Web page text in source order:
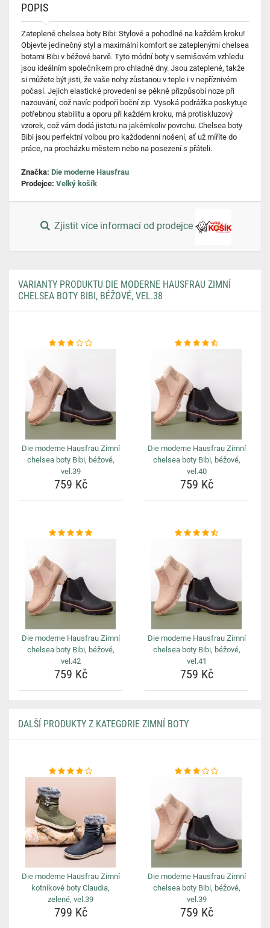
POPIS
Zateplené chelsea boty Bibi: Stylové a pohodlné na každém kroku!
Objevte jedinečný styl a maximální komfort se zateplenými chelsea
botami Bibi v béžové barvě. Tyto módní boty v semišovém vzhledu
jsou ideálním společníkem pro chladné dny. Jsou zateplené, takže
si můžete být jisti, že vaše nohy zůstanou v teple i v nepříznivém
počasí. Jejich elastické provedení se pěkně přizpůsobí noze při
nazouvání, což navíc podpoří boční zip. Vysoká podrážka poskytuje
potřebnou stabilitu a oporu při každém kroku, má protiskluzový
vzorek, což vám dodá jistotu na jakémkoliv povrchu. Chelsea boty
Bibi jsou perfektní volbou pro každodenní nošení, ať už míříte do
práce, na procházku městem nebo na posezení s přáteli.
Značka: Die moderne Hausfrau
Prodejce: Velký košík
Zjistit více informací od prodejce
VARIANTY PRODUKTU DIE MODERNE HAUSFRAU ZIMNÍ
CHELSEA BOTY BIBI, BÉŽOVÉ, VEL.38
Die moderne Hausfrau Zimní
chelsea boty Bibi, béžové,
vel.39
759 Kč
Die moderne Hausfrau Zimní
chelsea boty Bibi, béžové,
vel.40
759 Kč
Die moderne Hausfrau Zimní
chelsea boty Bibi, béžové,
vel.42
759 Kč
Die moderne Hausfrau Zimní
chelsea boty Bibi, béžové,
vel.41
759 Kč
DALŠÍ PRODUKTY Z KATEGORIE ZIMNÍ BOTY
Die moderne Hausfrau Zimní
kotníkové boty Claudia,
zelené, vel.39
799 Kč
Die moderne Hausfrau Zimní
chelsea boty Bibi, béžové,
vel.39
759 Kč